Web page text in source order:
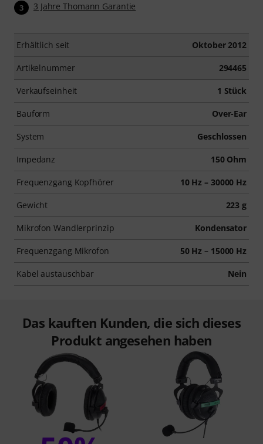
3 3 Jahre Thomann Garantie
Erhältlich seit Oktober 2012
Artikelnummer 294465
Verkaufseinheit 1 Stück
Bauform Over-Ear
System Geschlossen
Impedanz 150 Ohm
Frequenzgang Kopfhörer 10 Hz – 30000 Hz
Gewicht 223 g
Mikrofon Wandlerprinzip Kondensator
Frequenzgang Mikrofon 50 Hz – 15000 Hz
Kabel austauschbar Nein
Das kauften Kunden, die sich dieses
Produkt angesehen haben